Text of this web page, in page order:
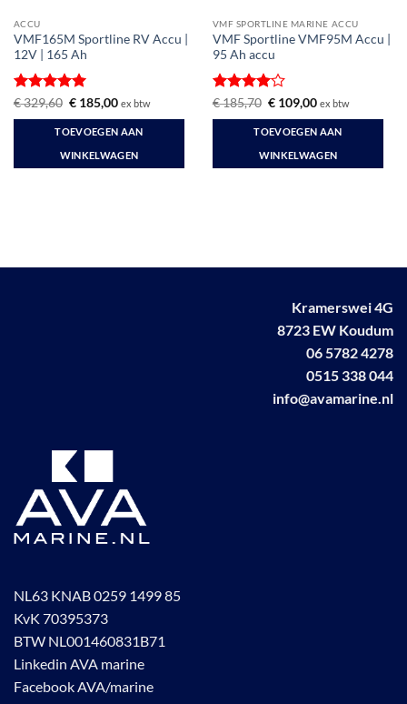
ACCU
VMF165M Sportline RV Accu |
12V | 165 Ah
Gewaardeerd
5uit 5
€329,60 Oorspronkelijke
was:
€ 329,60.
€185,00Huidige
is:
€ 185,00.
ex btw
TOEVOEGEN AAN
WINKELWAGEN
VMF SPORTLINE MARINE ACCU
VMF Sportline VMF95M Accu |
95 Ah accu
Gewaardeerd
4uit 5
€185,70 Oorspronkelijke
was:
€ 185,70.
€109,00Huidige
is:
€ 109,00.
ex btw
TOEVOEGEN AAN
WINKELWAGEN
Kramerswei 4G
8723 EW Koudum
06 5782 4278
0515 338 044
info@avamarine.nl
NL63 KNAB 0259 1499 85
KvK 70395373
BTW NL001460831B71
Linkedin AVA marine
Facebook AVA/marine